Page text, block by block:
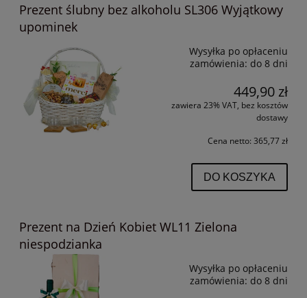
Prezent ślubny bez alkoholu SL306 Wyjątkowy
upominek
Wysyłka po opłaceniu
zamówienia: do 8 dni
449,90 zł
zawiera 23% VAT, bez kosztów
dostawy
Cena netto: 365,77 zł
DO KOSZYKA
Prezent na Dzień Kobiet WL11 Zielona
niespodzianka
Wysyłka po opłaceniu
zamówienia: do 8 dni